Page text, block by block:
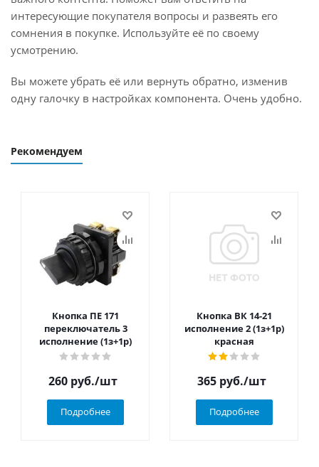
интересующие покупателя вопросы и развеять его
сомнения в покупке. Используйте её по своему
усмотрению.
Вы можете убрать её или вернуть обратно, изменив
одну галочку в настройках компонента. Очень удобно.
Рекомендуем
Кнопка ПЕ 171
переключатель 3
исполнение (1з+1р)
260 руб./шт
Подробнее
Кнопка ВК 14-21
исполнение 2 (1з+1р)
красная
365 руб./шт
Подробнее